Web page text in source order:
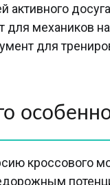
механиков
для
кроссового